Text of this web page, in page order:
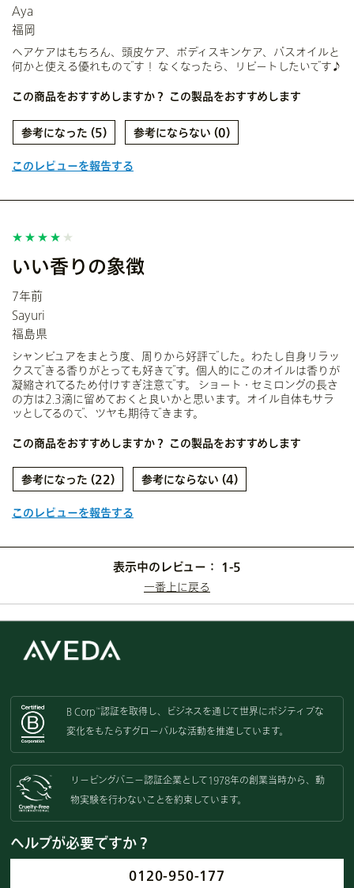
Aya
福岡
ヘアケアはもちろん、頭皮ケア、ボディスキンケア、バスオイルと
何かと使える優れものです！ なくなったら、リピートしたいです♪
この商品をおすすめしますか？ この製品をおすすめします
5 0
このレビューを報告する
いい香りの象徴
7年前
Sayuri
福島県
シャンピュアをまとう度、周りから好評でした。わたし自身リラッ
クスできる香りがとっても好きです。個人的にこのオイルは香りが
凝縮されてるため付けすぎ注意です。 ショート・セミロングの長さ
の方は2.3滴に留めておくと良いかと思います。オイル自体もサラ
ッとしてるので、ツヤも期待できます。
この商品をおすすめしますか？ この製品をおすすめします
22 4
このレビューを報告する
表示中のレビュー： 1-5
一番上に戻る
B Corp ™認証を取得し、
ビジネスを通じて世界にポジティブな
変化をもたらすグローバルな活動を推進しています。
リーピングバニー認証企業として 1978年の創業当時から、動
物実験を行わないことを約束しています。
ヘルプが必要ですか？
0120-950-177